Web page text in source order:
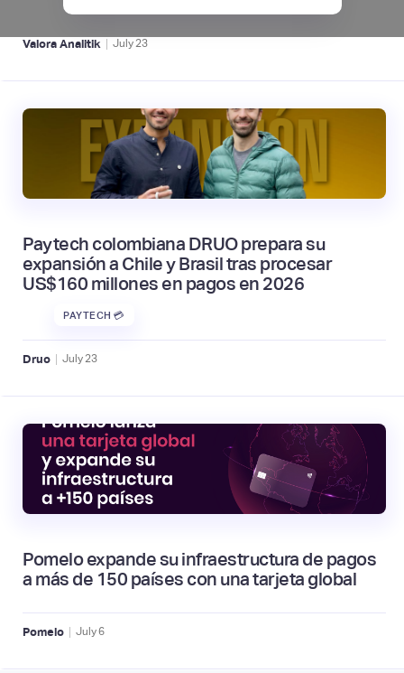
Valora Analitik | July23
Paytech colombiana DRUO prepara su
expansión a Chile y Brasil tras procesar
US$160 millones en pagos en 2026
PAYTECH 💳
Druo | July23
Pomelo expande su infraestructura de pagos
a más de 150 países con una tarjeta global
Pomelo | July6